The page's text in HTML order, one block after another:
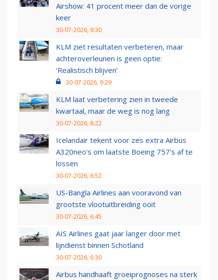
Airshow: 41 procent meer dan de vorige
keer
30-07-2026, 9:30
KLM ziet resultaten verbeteren, maar
achteroverleunen is geen optie:
‘Realistisch blijven’
30-07-2026, 9:29
KLM laat verbetering zien in tweede
kwartaal, maar de weg is nog lang
30-07-2026, 8:22
Icelandair tekent voor zes extra Airbus
A320neo's om laatste Boeing 757's af te
lossen
30-07-2026, 6:52
US-Bangla Airlines aan vooravond van
grootste vlootuitbreiding ooit
30-07-2026, 6:45
AIS Airlines gaat jaar langer door met
lijndienst binnen Schotland
30-07-2026, 6:30
Airbus handhaaft groeiprognoses na sterk